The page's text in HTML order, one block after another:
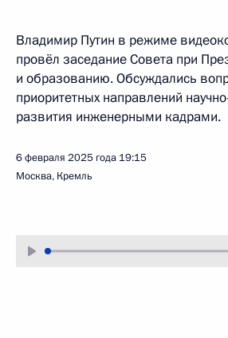
Владимир Путин в режиме
провёл заседание Совета при
и образованию. Обсуждались
приоритетных направлений
развития инженерными кадрами.
6 февраля 2025 года 19:15
Москва, Кремль